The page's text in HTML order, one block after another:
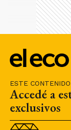
ESTE
Accedé a
exclusivos